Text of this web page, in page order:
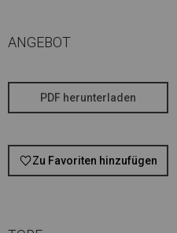
ANGEBOT
PDF herunterladen
Zu Favoriten hinzufügen